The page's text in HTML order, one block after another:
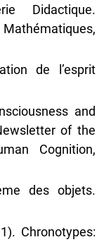
Didactique.
de l’esprit
and
of the
Cognition,
des objets.
Chronotypes: